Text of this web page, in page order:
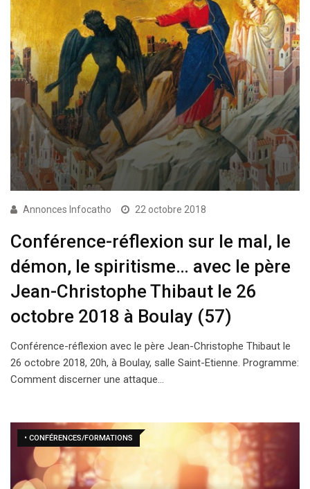
Annonces Infocatho 22 octobre 2018
Conférence-réflexion sur le mal, le
démon, le spiritisme… avec le père
Jean-Christophe Thibaut le 26
octobre 2018 à Boulay (57)
Conférence-réflexion avec le père Jean-Christophe Thibaut le
26 octobre 2018, 20h, à Boulay, salle Saint-Etienne. Programme:
Comment discerner une attaque…
• CONFÉRENCES/FORMATIONS